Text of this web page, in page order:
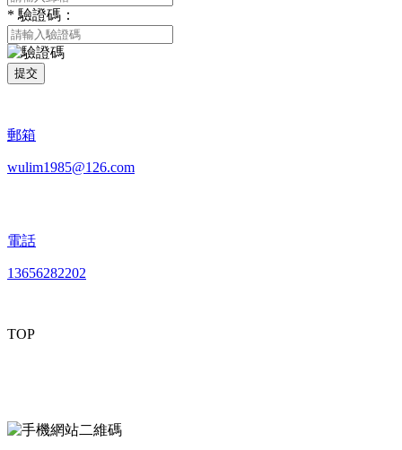
* 驗證碼：
提交
郵箱
wulim1985@126.com
電話
13656282202
TOP